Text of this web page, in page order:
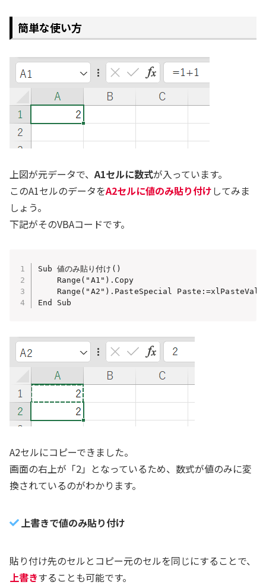
簡単な使い方
上図が元データで、A1セルに数式が入っています。
このA1セルのデータをA2セルに値のみ貼り付けしてみま
しょう。
下記がそのVBAコードです。
Sub 値のみ貼り付け()
    Range("A1").Copy
Range("A2").PasteSpecial
End Sub
A2セルにコピーできました。
画面の右上が「2」となっているため、数式が値のみに変
換されているのがわかります。
上書きで値のみ貼り付け
貼り付け先のセルとコピー元のセルを同じにすることで、
上書きすることも可能です。